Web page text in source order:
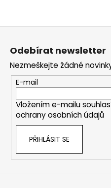
Z
Odebírat newsletter
Nezmeškejte žádné
E-mail
Vložením e-mailu
ochrany osobních údajů
PŘIHLÁSIT SE